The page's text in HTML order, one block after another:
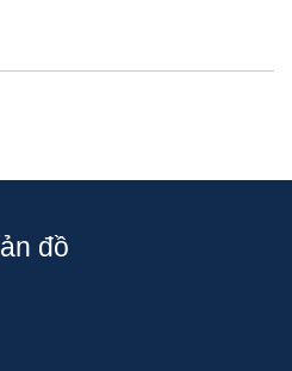
đồ